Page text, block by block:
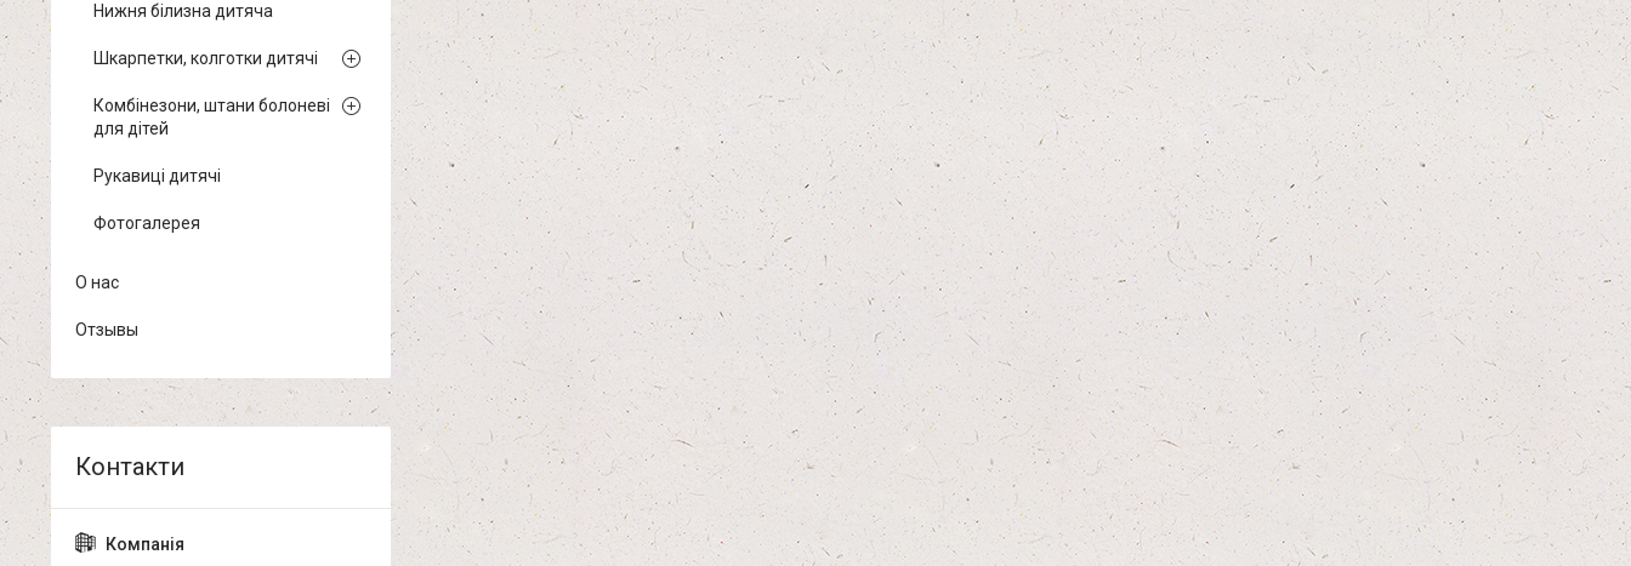
Нижня білизна дитяча
Шкарпетки, колготки дитячі
Комбінезони, штани болоневі
для дітей
Рукавиці дитячі
Фотогалерея
О нас
Отзывы